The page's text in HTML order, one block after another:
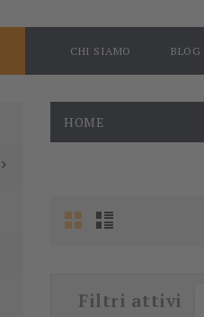
CHI SIAMO BLOG
HOME
Filtri attivi